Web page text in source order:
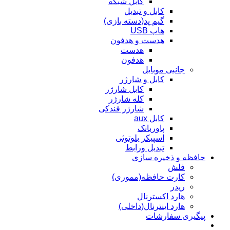
کابل و تبدیل
گیم پد(دسته بازی)
هاب USB
هدست و هدفون
هدست
هدفون
جانبی موبایل
کابل و شارژر
کابل شارژر
کله شارژر
شارژر فندکی
کابل aux
پاوربانک
اسپیکر بلوتوثی
تبدیل ورابط
حافظه و ذخیره سازی
فلش
کارت حافظه(مموری)
ریدر
هارد اکسترنال
هارد اینترنال(داخلی)
پیگیری سفارشات